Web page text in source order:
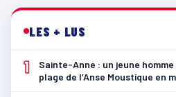
LES + LUS
1
Sainte-Anne : un jeune
plage de l’Anse Moustique en